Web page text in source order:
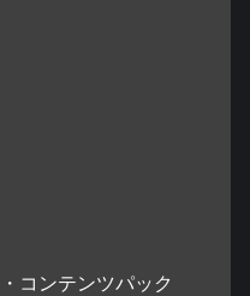
コンテンツパック